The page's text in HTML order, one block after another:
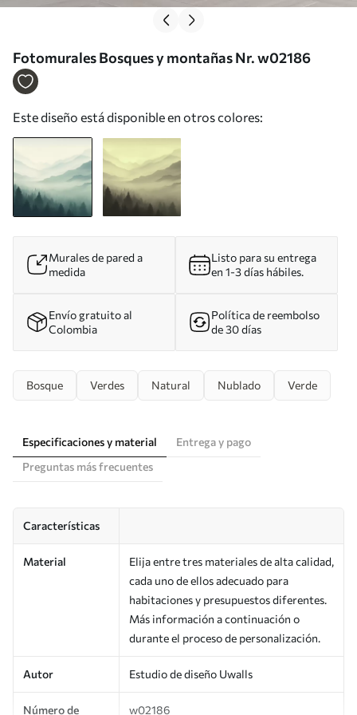
Fotomurales Bosques y montañas Nr. w02186
Este diseño está disponible en otros colores:
Murales de pared a
medida
Listo para su entrega
en 1-3 días hábiles.
Envío gratuito al
Colombia
Política de reembolso
de 30 días
Bosque Verdes Natural Nublado Verde
Especificaciones y material
Entrega y pago
Preguntas más frecuentes
Características
Material
Elija entre tres materiales de alta calidad,
cada uno de ellos adecuado para
habitaciones y presupuestos diferentes.
Más información a continuación o
durante el proceso de personalización.
Autor Estudio de diseño Uwalls
Número de
w02186